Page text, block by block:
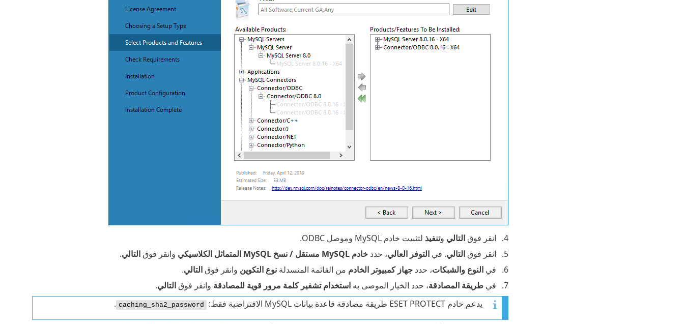
انقر فوقالتالي وتنفيذ لتثبيت خادم MySQL وموصل ODBC.
انقر فوقالتالي. في التوفر العالي، حدد خادم MySQL مستقل / نسخ MySQL المتماثل الكلاسيكي وانقر فوقالتالي.
في النوع والشبكات، حدد جهاز كمبيوتر الخادم من القائمة المنسدلة نوع التكوين وانقر فوقالتالي.
في طريقة المصادقة، حدد الخيار الموصى به استخدام تشفير كلمة مرور قوية للمصادقة وانقر فوقالتالي.
يدعم خادم ESET PROTECT طريقة مصادقة قاعدة بيانات MySQL الافتراضية فقط:
caching_sha2_password
.